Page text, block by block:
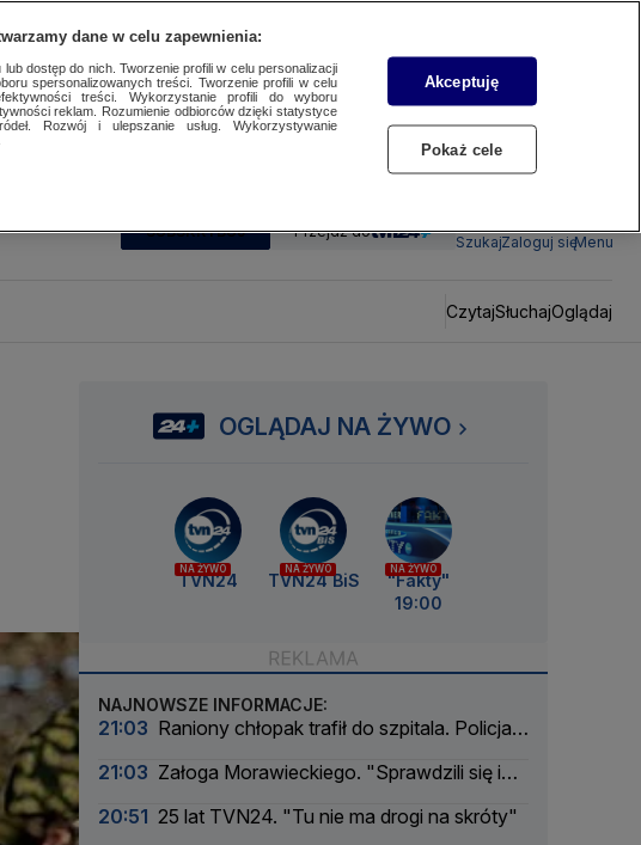
SUBSKRYBUJ Przejdź do
SzukajZaloguj sięMenu
CzytajSłuchajOglądaj
OGLĄDAJ NA ŻYWO
NA ŻYWO
TVN24
NA ŻYWO
TVN24 BiS
NA ŻYWO
"Fakty"
19:00
NAJNOWSZE INFORMACJE:
21:03 Raniony chłopak trafił do szpitala. Policja
21:03 Załoga Morawieckiego. "Sprawdzili się i
20:51 25 lat TVN24. "Tu nie ma drogi na skróty"
dane w celu zapewnienia:
dostęp do nich. Tworzenie profili w celu personalizacji
spersonalizowanych treści. Tworzenie profili w celu
treści. Wykorzystanie profili do wyboru
reklam. Rozumienie odbiorców dzięki statystyce
Rozwój i ulepszanie usług. Wykorzystywanie
Akceptuję
Pokaż cele